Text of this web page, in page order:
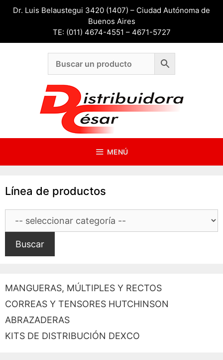
SaltarDr. Luis Belaustegui 3420 (1407) – Ciudad Autónoma de
Buenos Aires
TE: (011) 4674-4551 – 4671-5727
MENÚ
Línea de productos
Buscar
MANGUERAS, MÚLTIPLES Y RECTOS
CORREAS Y TENSORES HUTCHINSON
ABRAZADERAS
KITS DE DISTRIBUCIÓN DEXCO